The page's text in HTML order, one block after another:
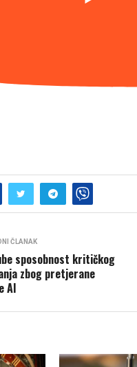
ČLANAK
sposobnost kritičkog
zbog pretjerane
AI